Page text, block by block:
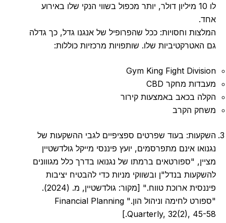
לו 10 מיליון דולר, יותר מכפול בשווי הנקי שלו באירוע
אחד.
המלצות וחסויות: ככל שהפרופיל של אנגנו גדל, כך גדלה
גם האטרקטיביות שלו. שותפויות מרכזיות כוללות:
Gym King Fight Division
מעבדות מחקר CBD
הקלה בכאב באמצעות קירור
משחק הקרב
השקעות: בעוד שפרטים ספציפיים לגבי ההשקעות של
נגנואו אינם מתפרסמים, יועץ פיננסי מייקל גולדשטיין
מציין, "ספורטאים ברמתו של נגנואו בדרך כלל מגווונים
להשקעות בנדל"ן ובשווקי מניות כדי להבטיח יציבות
פיננסית ארוכת טווח." [מקור: גולדשטיין, מ. (2024).
"ספורט לחימה וניהול הון." Financial Planning
Quarterly, 32(2), 45-58.]